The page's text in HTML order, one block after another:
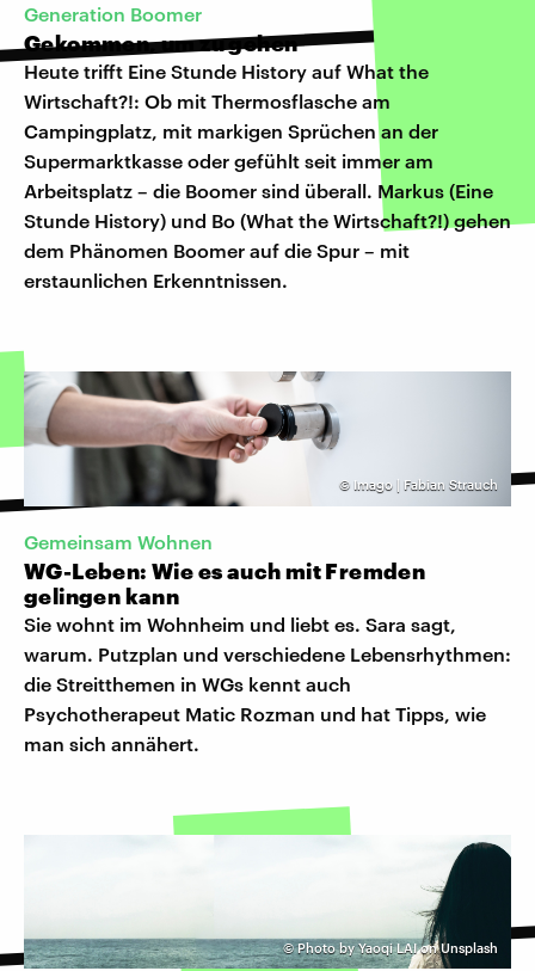
Generation Boomer
Gekommen, um zu gehen
Heute trifft Eine Stunde History auf What the
Wirtschaft?!: Ob mit Thermosflasche am
Campingplatz, mit markigen Sprüchen an der
Supermarktkasse oder gefühlt seit immer am
Arbeitsplatz – die Boomer sind überall. Markus (Eine
Stunde History) und Bo (What the Wirtschaft?!) gehen
dem Phänomen Boomer auf die Spur – mit
erstaunlichen Erkenntnissen.
© Imago | Fabian Strauch
Gemeinsam Wohnen
WG-Leben: Wie es auch mit Fremden
gelingen kann
Sie wohnt im Wohnheim und liebt es. Sara sagt,
warum. Putzplan und verschiedene Lebensrhythmen:
die Streitthemen in WGs kennt auch
Psychotherapeut Matic Rozman und hat Tipps, wie
man sich annähert.
©Photo by Yaoqi LAI on Unsplash